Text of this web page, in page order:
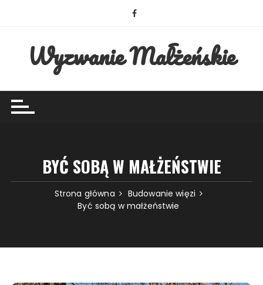
Wyzwanie Małżeńskie
BYĆ SOBĄ W MAŁŻEŃSTWIE
Strona główna
Budowanie więzi
Być sobą w małżeństwie